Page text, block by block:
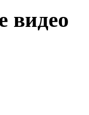
видео